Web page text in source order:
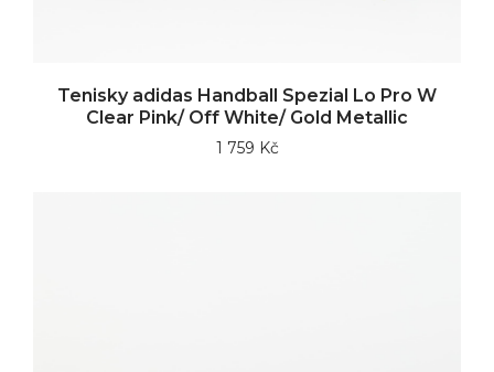
Tenisky adidas Handball Spezial Lo Pro W
Clear Pink/ Off White/ Gold Metallic
1 759 Kč